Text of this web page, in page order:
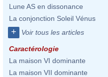
Lune AS en dissonance
La conjonction Soleil Vénus
+ Voir tous les articles
Caractérologie
La maison VI dominante
La maison VII dominante